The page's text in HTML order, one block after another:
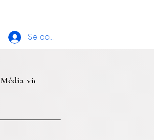
Se connecter
Média video